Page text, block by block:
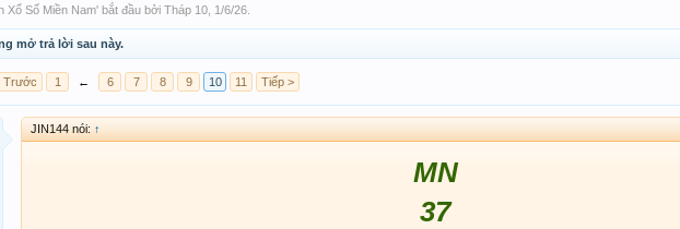
Xổ Số Miền Nam' bắt đầu bởi Tháp 10 1/6/26
mở trả lời sau này.
Trước 1 ← 6 7 8 9 10 11 Tiếp >
JIN144 nói: ↑
MN
37